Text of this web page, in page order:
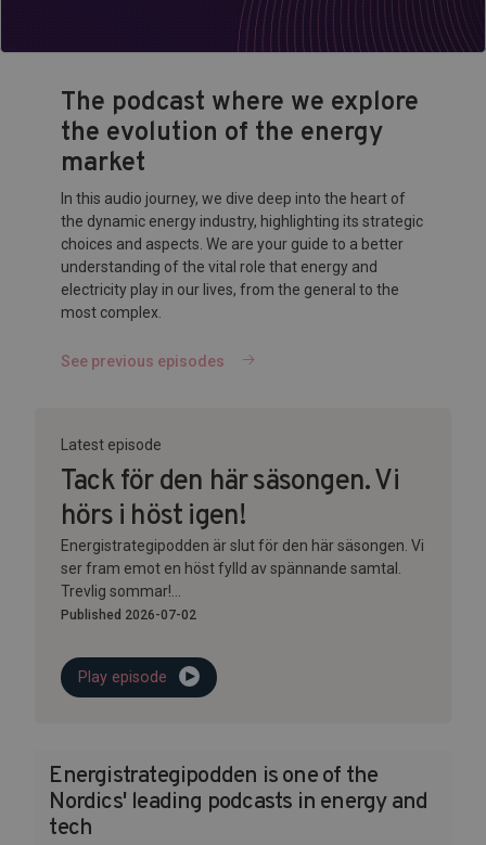
The podcast where we explore
the evolution of the energy
market
In this audio journey, we dive deep into the heart of
the dynamic energy industry, highlighting its strategic
choices and aspects. We are your guide to a better
understanding of the vital role that energy and
electricity play in our lives, from the general to the
most complex.
See previous episodes
Latest episode
Tack för den här säsongen. Vi
hörs i höst igen!
Energistrategipodden är slut för den här säsongen. Vi
ser fram emot en höst fylld av spännande samtal.
Trevlig sommar!...
Published 2026-07-02
Play episode
Energistrategipodden is one of the
Nordics' leading podcasts in energy and
tech